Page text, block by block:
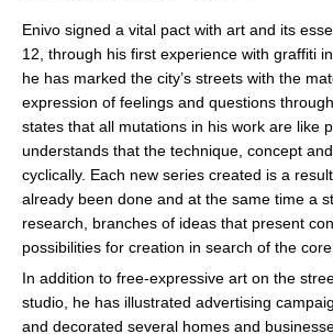
Enivo signed a vital pact with art and its
12, through his first experience with graffiti
he has marked the city’s streets with the
expression of feelings and questions
states that all mutations in his work are like
understands that the technique, concept
cyclically. Each new series created is a
already been done and at the same time a
research, branches of ideas that present
possibilities for creation in search of the core.
In addition to free-expressive art on the
studio, he has illustrated advertising
and decorated several homes and